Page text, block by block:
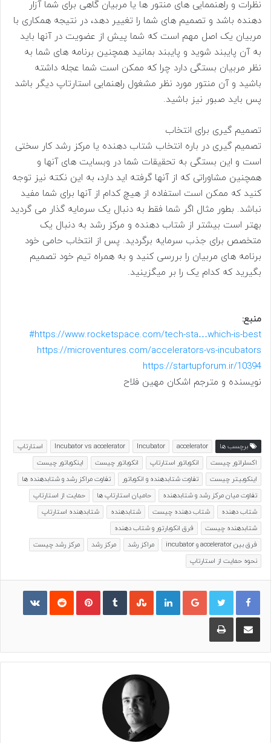
نظرات و راهنممایی های منتور ها یا مربیان گاهی برای شما آزار
دهنده باشد و تصمیم های شما را تغییر دهد، در نتیجه همکاری با
مربیان یک اصل مهم است که شما پیش از عضویت در آنها باید
به آن پایبند شوید و پایبند بمانید همچنین برنامه های شما به
نظر مربیان بستگی دارد چرا که ممکن است شما عجله داشته
باشید و آن منتور مورد نظر مشغول راهنمایی استارتاپ دیگر باشد
پس باید صبور نیز باشید.
تصمیم گیری برای انتخاب
تصمیم گیری در باره انتخاب شتاب دهنده یا مرکز رشد کار سختی
است و این بستگی به تحقیقات شما در وبسایت های آنها و
همچنین مشاوراتی که از آنها گرفته اید دارد، به این نکته نیز توجه
کنید که ممکن است استفاده از هیچ کدام از آنها برای شما مفید
نباشد. بطور مثال اگر شما فقط به دنبال یک سرمایه گذار می گردید
بهتر است بیشتر از شتاب دهنده و مرکز رشد به دنبال یک
متخصص برای جذب سرمایه برگردید. پس از انتخاب حامی خود
برنامه های مربیان را بررسی کنید و به همراه تیم خود تصمیم
بگیرید که کدام یک را بر میگزینید.
منبع:
https://www.rocketspace.com/tech-sta…which-is-best#
https://microventures.com/accelerators-vs-incubators
https://startupforum.ir/10394
نویسنده و مترجم اشکان مهین فلاح
برچسب ها accelerator
Incubator
Incubator vs accelerator
استارتاپ
اکسلراتور چیست
انکوباتور استارتاپ انکوباتور چیست
اینکوباتور چیست
اینکوبیتر چیست
تفاوت شتابدهنده و انکوباتور
تفاوت مراکز رشد و شتابدهنده ها
تفاوت میان مرکز رشد و شتابدهنده
حامیان استارتاپ ها
حمایت از استارتاپ
شتاب دهنده
شتاب دهنده چیست شتابدهنده
شتابدهنده استارتاپ
شتابدهنده چیست
فرق انکوبارتور و شتاب دهنده
فرق بین accelerator و incubator
مراکز رشد مرکز رشد
مرکز رشد چیست
نحوه حمایت از استارتاپ
گوگل پلاس لینکدین‫StumbleUpon
‫تامبلر ‫پین‌ترست‫رددیت
اشتراک گذاری از طریق ایمیل چاپ